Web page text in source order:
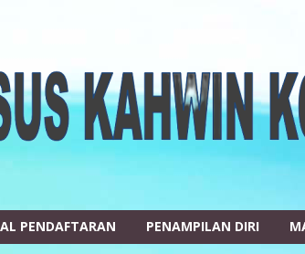
PENDAFTARAN PENAMPILAN DIRI